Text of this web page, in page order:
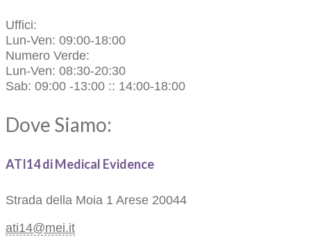
Uffici:
Lun-Ven: 09:00-18:00
Numero Verde:
Lun-Ven: 08:30-20:30
Sab: 09:00 -13:00 :: 14:00-18:00
Dove Siamo:
ATI14 di Medical Evidence
Strada della Moia 1 Arese 20044
ati14@mei.it